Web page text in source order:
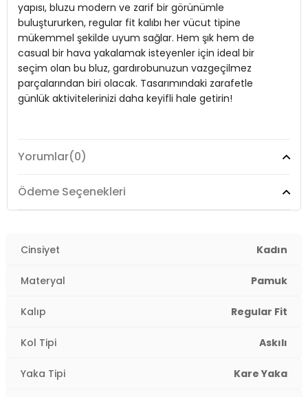
Kol Tipi: Askılı
Kumaş Tipi:Belirtilmemiş
Boy:Standart
Kalıp Bilgisi:Regular Fit
Yaş Grubu:
yapısı, bluzu modern ve zarif bir görünümle
buluştururken, regular fit kalıbı her vücut tipine
mükemmel şekilde uyum sağlar. Hem şık hem de
casual bir hava yakalamak isteyenler için ideal bir
seçim olan bu bluz, gardırobunuzun vazgeçilmez
parçalarından biri olacak. Tasarımındaki zarafetle
günlük aktivitelerinizi daha keyifli hale getirin!
Yorumlar(0)
Ödeme Seçenekleri
Cinsiyet Kadın
Materyal Pamuk
Kalıp Regular Fit
Kol Tipi Askılı
Yaka Tipi Kare Yaka